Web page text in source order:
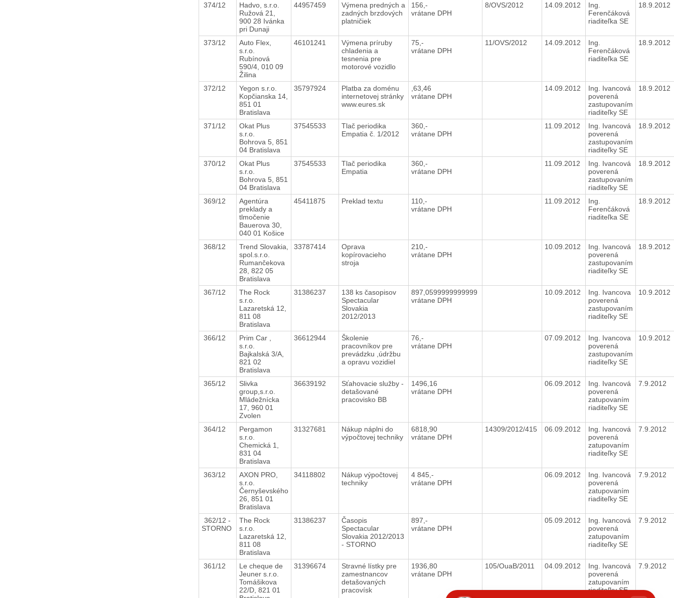
374/12
Hadvo, s.r.o.
Ružová 21,
900 28 Ivánka
pri Dunaji
44957459
Výmena predných a
zadných brzdových
platničiek
156,-
vrátane DPH
8/OVS/2012 14.09.2012
Ing.
Ferenčáková
riaditeľka SE
18.9.2012
373/12
Auto Flex,
s.r.o.
Rubínová
590/4, 010 09
Žilina
46101241
Výmena príruby
chladenia a
tesnenia pre
motorové vozidlo
75,-
vrátane DPH
11/OVS/2012 14.09.2012
Ing.
Ferenčáková
riaditeľka SE
18.9.2012
372/12
Yegon s.r.o.
Kopčianska 14,
851 01
Bratislava
35797924
Platba za doménu
internetovej stránky
www.eures.sk
,63,46
vrátane DPH
14.09.2012
Ing. Ivancová
poverená
zastupovaním
riaditeľky SE
18.9.2012
371/12
Okat Plus
s.r.o.
Bohrova 5, 851
04 Bratislava
37545533
Tlač periodika
Empatia č. 1/2012
360,-
vrátane DPH
11.09.2012
Ing. Ivancová
poverená
zastupovaním
riaditeľky SE
18.9.2012
370/12
Okat Plus
s.r.o.
Bohrova 5, 851
04 Bratislava
37545533
Tlač periodika
Empatia
360,-
vrátane DPH
11.09.2012
Ing. Ivancová
poverená
zastupovaním
riaditeľky SE
18.9.2012
369/12
Agentúra
preklady a
tlmočenie
Bauerova 30,
040 01 Košice
45411875 Preklad textu
110,-
vrátane DPH
11.09.2012
Ing.
Ferenčáková
riaditeľka SE
18.9.2012
368/12
Trend Slovakia,
spol.s.r.o.
Rumančekova
28, 822 05
Bratislava
33787414
Oprava
kopírovacieho
stroja
210,-
vrátane DPH
10.09.2012
Ing. Ivancová
poverená
zastupovaním
riaditeľky SE
18.9.2012
367/12
The Rock
s.r.o.
Lazaretská 12,
811 08
Bratislava
31386237
138 ks časopisov
Spectacular
Slovakia
2012/2013
897,0599999999999
vrátane DPH
10.09.2012
Ing. Ivancova
poverená
zastupovaním
riaditeľky SE
10.9.2012
366/12
Prim Car ,
s.r.o.
Bajkalská 3/A,
821 02
Bratislava
36612944
Školenie
pracovníkov pre
prevádzku ,údržbu
a opravu vozidiel
76,-
vrátane DPH
07.09.2012
Ing. Ivancova
poverená
zastupovaním
riaditeľky SE
10.9.2012
365/12
Slivka
group,s.r.o.
Mládežnícka
17, 960 01
Zvolen
36639192
Sťahovacie služby -
detašované
pracovisko BB
1496,16
vrátane DPH
06.09.2012
Ing. Ivancová
poverená
zatupovaním
riaditeľky SE
7.9.2012
364/12
Pergamon
s.r.o.
Chemická 1,
831 04
Bratislava
31327681
Nákup náplni do
výpočtovej techniky
6818,90
vrátane DPH
14309/2012/415 06.09.2012
Ing. Ivancová
poverená
zatupovaním
riaditeľky SE
7.9.2012
363/12
AXON PRO,
s.r.o.
Černyševského
26, 851 01
Bratislava
34118802
Nákup výpočtovej
techniky
4 845,-
vrátane DPH
06.09.2012
Ing. Ivancová
poverená
zatupovaním
riaditeľky SE
7.9.2012
362/12 -
STORNO
The Rock
s.r.o.
Lazaretská 12,
811 08
Bratislava
31386237
Časopis
Spectacular
Slovakia 2012/2013
- STORNO
897,-
vrátane DPH
05.09.2012
Ing. Ivancová
poverená
zatupovaním
riaditeľky SE
7.9.2012
361/12
Le cheque de
Jeuner s.r.o.
Tomášikova
22/D, 821 01
31396674
Stravné lístky pre
zamestnancov
detašovaných
pracovísk
1936,80
vrátane DPH
105/OuaB/2011 04.09.2012
Ing. Ivancová
poverená
zatupovaním
riaditeľky SE
7.9.2012
Chatbot